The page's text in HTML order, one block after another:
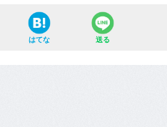
はてな 送る